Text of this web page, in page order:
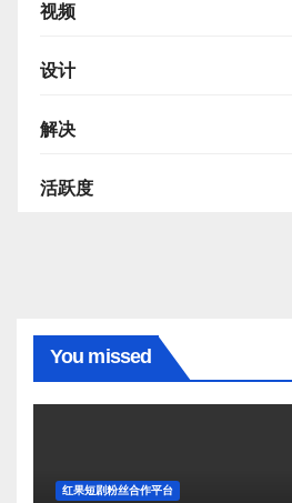
视频
设计
解决
活跃度
You missed
红果短剧粉丝合作平台